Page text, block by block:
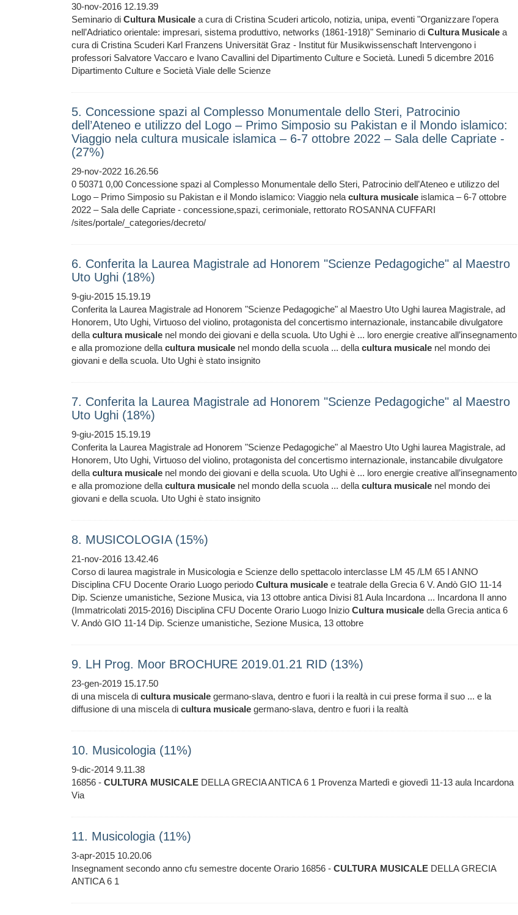
30-nov-2016 12.19.39
Seminario di Cultura Musicale a cura di Cristina Scuderi articolo, notizia, unipa, eventi "Organizzare l’opera
nell’Adriatico orientale: impresari, sistema produttivo, networks (1861-1918)" Seminario di Cultura Musicale a
cura di Cristina Scuderi Karl Franzens Universität Graz - Institut für Musikwissenschaft Intervengono i
professori Salvatore Vaccaro e Ivano Cavallini del Dipartimento Culture e Società. Lunedì 5 dicembre 2016
Dipartimento Culture e Società Viale delle Scienze
5. Concessione spazi al Complesso Monumentale dello Steri, Patrocinio
dell’Ateneo e utilizzo del Logo – Primo Simposio su Pakistan e il Mondo islamico:
Viaggio nela cultura musicale islamica – 6-7 ottobre 2022 – Sala delle Capriate -
(27%)
29-nov-2022 16.26.56
0 50371 0,00 Concessione spazi al Complesso Monumentale dello Steri, Patrocinio dell’Ateneo e utilizzo del
Logo – Primo Simposio su Pakistan e il Mondo islamico: Viaggio nela cultura musicale islamica – 6-7 ottobre
2022 – Sala delle Capriate - concessione,spazi, cerimoniale, rettorato ROSANNA CUFFARI
/sites/portale/_categories/decreto/
6. Conferita la Laurea Magistrale ad Honorem "Scienze Pedagogiche" al Maestro
Uto Ughi (18%)
9-giu-2015 15.19.19
Conferita la Laurea Magistrale ad Honorem "Scienze Pedagogiche" al Maestro Uto Ughi laurea Magistrale, ad
Honorem, Uto Ughi, Virtuoso del violino, protagonista del concertismo internazionale, instancabile divulgatore
della cultura musicale nel mondo dei giovani e della scuola. Uto Ughi è ... loro energie creative all’insegnamento
e alla promozione della cultura musicale nel mondo della scuola ... della cultura musicale nel mondo dei
giovani e della scuola. Uto Ughi è stato insignito
7. Conferita la Laurea Magistrale ad Honorem "Scienze Pedagogiche" al Maestro
Uto Ughi (18%)
9-giu-2015 15.19.19
Conferita la Laurea Magistrale ad Honorem "Scienze Pedagogiche" al Maestro Uto Ughi laurea Magistrale, ad
Honorem, Uto Ughi, Virtuoso del violino, protagonista del concertismo internazionale, instancabile divulgatore
della cultura musicale nel mondo dei giovani e della scuola. Uto Ughi è ... loro energie creative all’insegnamento
e alla promozione della cultura musicale nel mondo della scuola ... della cultura musicale nel mondo dei
giovani e della scuola. Uto Ughi è stato insignito
8. MUSICOLOGIA (15%)
21-nov-2016 13.42.46
Corso di laurea magistrale in Musicologia e Scienze dello spettacolo interclasse LM 45 /LM 65 I ANNO
Disciplina CFU Docente Orario Luogo periodo Cultura musicale e teatrale della Grecia 6 V. Andò GIO 11-14
Dip. Scienze umanistiche, Sezione Musica, via 13 ottobre antica Divisi 81 Aula Incardona ... Incardona II anno
(Immatricolati 2015-2016) Disciplina CFU Docente Orario Luogo Inizio Cultura musicale della Grecia antica 6
V. Andò GIO 11-14 Dip. Scienze umanistiche, Sezione Musica, 13 ottobre
9. LH Prog. Moor BROCHURE 2019.01.21 RID (13%)
23-gen-2019 15.17.50
di una miscela di cultura musicale germano-slava, dentro e fuori i la realtà in cui prese forma il suo ... e la
diffusione di una miscela di cultura musicale germano-slava, dentro e fuori i la realtà
10. Musicologia (11%)
9-dic-2014 9.11.38
16856 - CULTURA MUSICALE DELLA GRECIA ANTICA 6 1 Provenza Martedì e giovedì 11-13 aula Incardona
Via
11. Musicologia (11%)
3-apr-2015 10.20.06
Insegnament secondo anno cfu semestre docente Orario 16856 - CULTURA MUSICALE DELLA GRECIA
ANTICA 6 1